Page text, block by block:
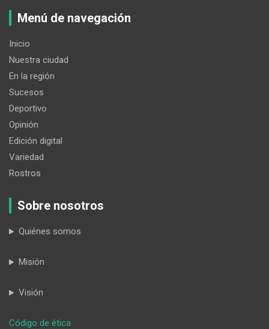
Menú de navegación
Inicio
Nuestra ciudad
En la región
Sucesos
Deportivo
Opinión
Edición digital
Variedad
Rostros
Sobre nosotros
Quiénes somos
Misión
Visión
Código de ética